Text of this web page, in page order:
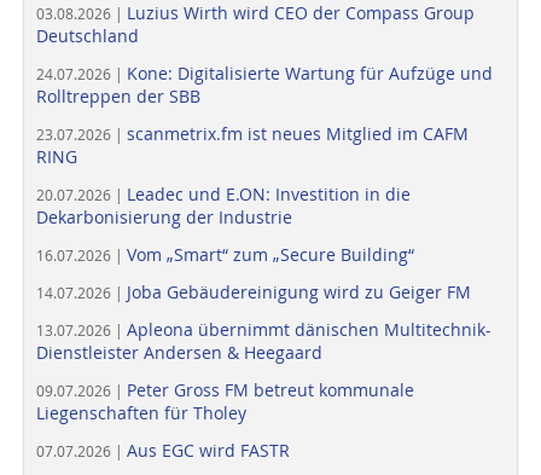
03.08.2026 | Luzius Wirth wird CEO der Compass Group
Deutschland
24.07.2026 | Kone: Digitalisierte Wartung für Aufzüge und
Rolltreppen der SBB
23.07.2026 | scanmetrix.fm ist neues Mitglied im CAFM
RING
20.07.2026 | Leadec und E.ON: Investition in die
Dekarbonisierung der Industrie
16.07.2026 | Vom „Smart“ zum „Secure Building“
14.07.2026 | Joba Gebäudereinigung wird zu Geiger FM
13.07.2026 | Apleona übernimmt dänischen Multitechnik-
Dienstleister Andersen & Heegaard
09.07.2026 | Peter Gross FM betreut kommunale
Liegenschaften für Tholey
07.07.2026 | Aus EGC wird FASTR